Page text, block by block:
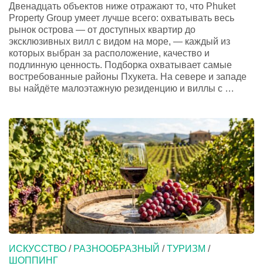
Двенадцать объектов ниже отражают то, что Phuket
Property Group умеет лучше всего: охватывать весь
рынок острова — от доступных квартир до
эксклюзивных вилл с видом на море, — каждый из
которых выбран за расположение, качество и
подлинную ценность. Подборка охватывает самые
востребованные районы Пхукета. На севере и западе
вы найдёте малоэтажную резиденцию и виллы с …
ИСКУССТВО / РАЗНООБРАЗНЫЙ /ТУРИЗМ /
ШОППИНГ